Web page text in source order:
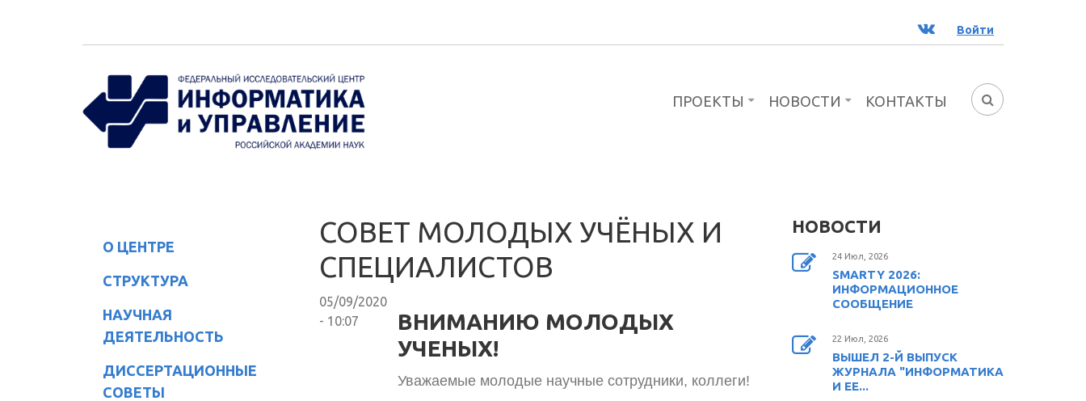
ВК Войти
ФОРМА
ПРОЕКТЫ НОВОСТИ КОНТАКТЫ
О ЦЕНТРЕ
СТРУКТУРА
НАУЧНАЯ
ДЕЯТЕЛЬНОСТЬ
ДИССЕРТАЦИОННЫЕ
СОВЕТЫ
СОВЕТ МОЛОДЫХ УЧЁНЫХ И
СПЕЦИАЛИСТОВ
05/09/2020
- 10:07
ВНИМАНИЮ МОЛОДЫХ
УЧЕНЫХ!
Уважаемые молодые научные сотрудники, коллеги!
НОВОСТИ
24 Июл, 2026
SMARTY 2026:
ИНФОРМАЦИОННОЕ
СООБЩЕНИЕ
22 Июл, 2026
ВЫШЕЛ 2-Й ВЫПУСК
ЖУРНАЛА "ИНФОРМАТИКА
И ЕЕ...